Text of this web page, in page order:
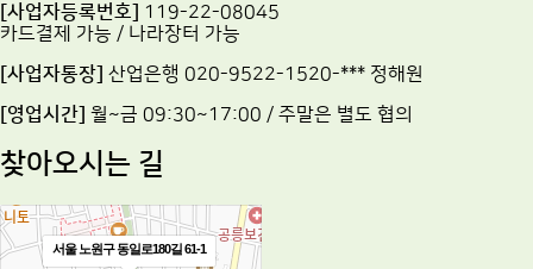
[사업자등록번호] 119-22-08045
카드결제 가능 / 나라장터 가능
[사업자통장] 산업은행 020-9522-1520-*** 정해원
[영업시간] 월~금 09:30~17:00 / 주말은 별도 협의
찾아오시는 길
서울 노원구 동일로180길 61-1